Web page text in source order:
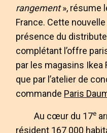
rangement», résume
France. Cette
présence du
complétant l’offre
par les magasins Ikea
que par l’atelier de
commande Paris
Au cœur du 17e
résident 167 000